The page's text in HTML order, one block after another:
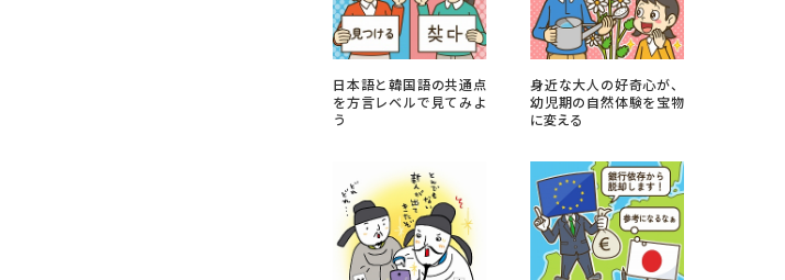
留学・進学関連、塾・予備校
大学入学共通テスト「受験上の配慮案内」の請求
高等学校卒業程度認定試験
日本語と韓国語の共通点
を方言レベルで見てみよ
う
身近な大人の好奇心が、
幼児期の自然体験を宝物
に変える